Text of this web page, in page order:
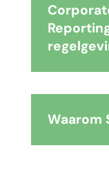
Waarom